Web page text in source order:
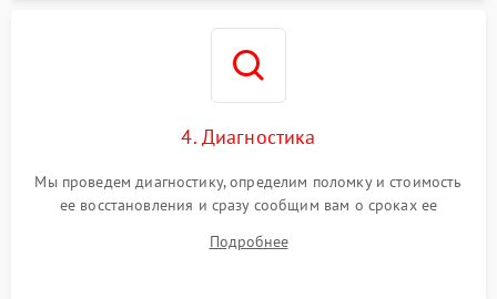
4. Диагностика
Мы проведем диагностику, определим поломку и стоимость
ее восстановления и сразу сообщим вам о сроках ее
Подробнее